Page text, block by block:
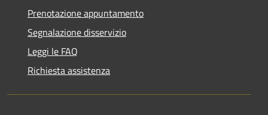
Prenotazione appuntamento
Segnalazione disservizio
Leggi le FAQ
Richiesta assistenza